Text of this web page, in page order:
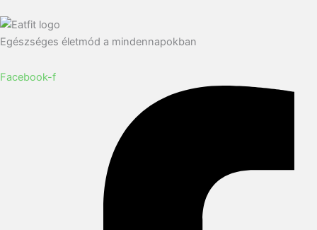
Egészséges életmód a mindennapokban
Facebook-f